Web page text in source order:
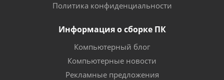
Политика конфиденциальности
Информация о сборке ПК
Компьютерный блог
Компьютерные новости
Рекламные предложения